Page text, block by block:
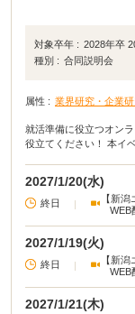
対象卒年 : 2028年卒
種別 : 合同説明会
属性 : 業界研究・企業
就活準備に役立つオン
役立てください！ 本イ
2027/1/20(水)
終日
【新潟
WEB
2027/1/19(火)
終日
【新潟
WEB
2027/1/21(木)